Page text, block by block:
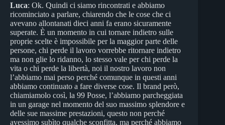
Luca: Ok. Quindi ci siamo rincontrati e abbiamo
ricominciato a parlare, chiarendo che le cose che ci
avevano allontanati dieci anni fa erano sicuramente
superate. È un momento in cui tornare indietro sulle
proprie scelte è impossibile per la maggior parte delle
persone, chi perde il lavoro vorrebbe ritornare indietro
ma non glie lo ridanno, lo stesso vale per chi perde la
vita o chi perde la libertà, noi il nostro lavoro non
l’abbiamo mai perso perché comunque in questi anni
abbiamo continuato a fare diverse cose. Il brand però,
chiamiamolo così, la 99 Posse, l’abbiamo parcheggiata
in un garage nel momento del suo massimo splendore e
delle sue massime prestazioni, questo non perché
avessimo subìto qualche sconfitta, ma perché abbiamo